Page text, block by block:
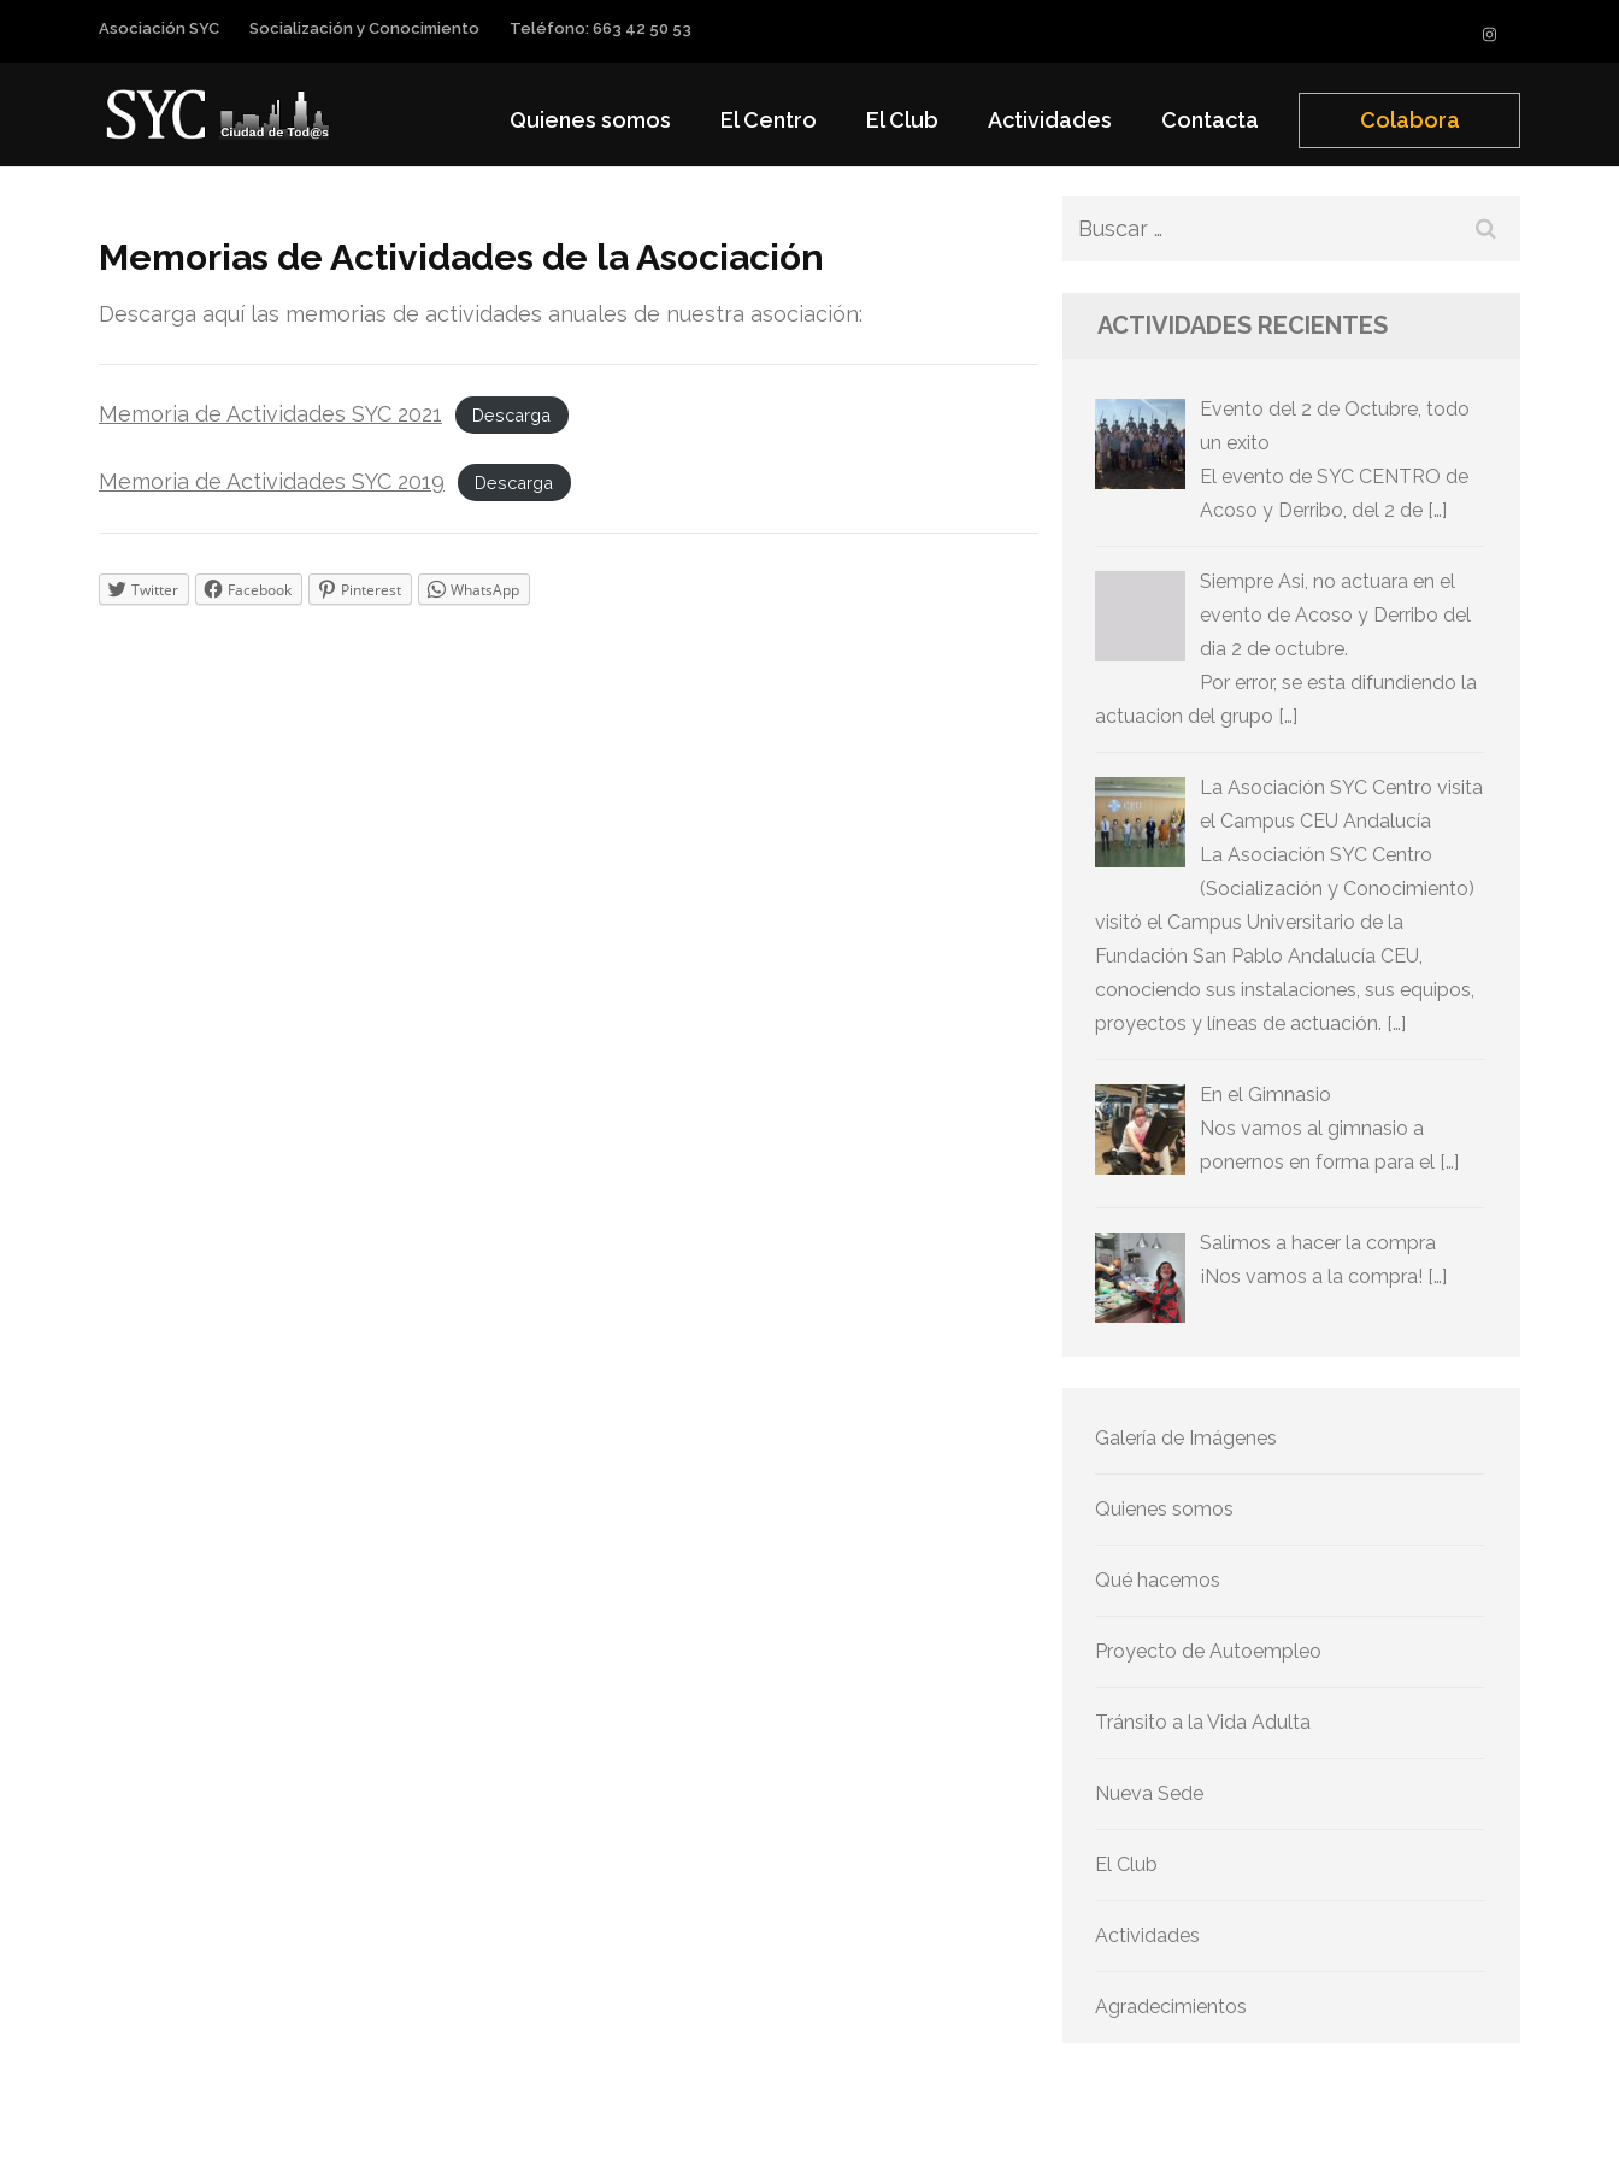
Asociación SYC Socialización y Conocimiento Teléfono: 663 42 50 53
Quienes somos El Centro El Club Actividades Contacta Colabora
Memorias de Actividades de la Asociación
Descarga aquí las memorias de actividades anuales de nuestra asociación:
Memoria de Actividades SYC 2021 Descarga
Memoria de Actividades SYC 2019 Descarga
Twitter Facebook Pinterest WhatsApp
Buscar:
ACTIVIDADES RECIENTES
Evento del 2 de Octubre, todo
un exito
El evento de SYC CENTRO de
Acoso y Derribo, del 2 de […]
Siempre Asi, no actuara en el
evento de Acoso y Derribo del
dia 2 de octubre.
Por error, se esta difundiendo la
actuacion del grupo […]
La Asociación SYC Centro visita
el Campus CEU Andalucía
La Asociación SYC Centro
(Socialización y Conocimiento)
visitó el Campus Universitario de la
Fundación San Pablo Andalucía CEU,
conociendo sus instalaciones, sus equipos,
proyectos y líneas de actuación. […]
En el Gimnasio
Nos vamos al gimnasio a
ponernos en forma para el […]
Salimos a hacer la compra
¡Nos vamos a la compra! […]
Galería de Imágenes
Quienes somos
Qué hacemos
Proyecto de Autoempleo
Tránsito a la Vida Adulta
Nueva Sede
El Club
Actividades
Agradecimientos